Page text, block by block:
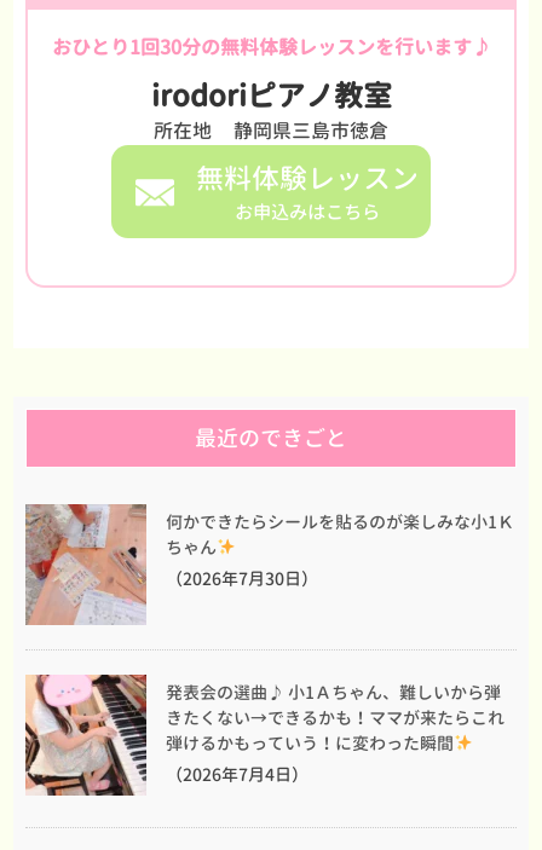
おひとり1回30分の無料体験レッスンを行います♪
irodoriピアノ教室
所在地 静岡県三島市徳倉
無料体験レッスン
お申込みはこちら
最近のできごと
何かできたらシールを貼るのが楽しみな小1Ｋ
ちゃん
（2026年7月30日）
発表会の選曲♪ 小1Ａちゃん、難しいから弾
きたくない→できるかも！ママが来たらこれ
弾けるかもっていう！に変わった瞬間
（2026年7月4日）